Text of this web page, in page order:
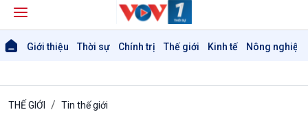
Giới thiệu Thời sự Chính trị Thế giới Kinh tế Nông nghiệp
THẾ GIỚI Tin thế giới